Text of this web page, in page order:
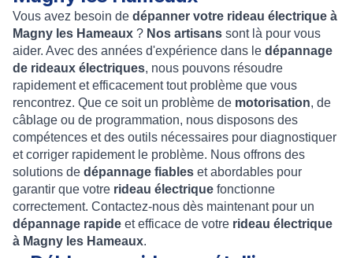
Vous avez besoin de dépanner votre rideau électrique à
Magny les Hameaux ? Nos artisans sont là pour vous
aider. Avec des années d'expérience dans le dépannage
de rideaux électriques, nous pouvons résoudre
rapidement et efficacement tout problème que vous
rencontrez. Que ce soit un problème de motorisation, de
câblage ou de programmation, nous disposons des
compétences et des outils nécessaires pour diagnostiquer
et corriger rapidement le problème. Nous offrons des
solutions de dépannage fiables et abordables pour
garantir que votre rideau électrique fonctionne
correctement. Contactez-nous dès maintenant pour un
dépannage rapide et efficace de votre rideau électrique
à Magny les Hameaux.